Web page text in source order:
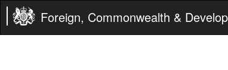
Foreign, Commonwealth &